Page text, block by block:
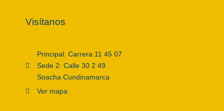
Visítanos
Principal: Carrera 11 45 07
Sede 2: Calle 30 2 49
Soacha Cundinamarca
Ver mapa